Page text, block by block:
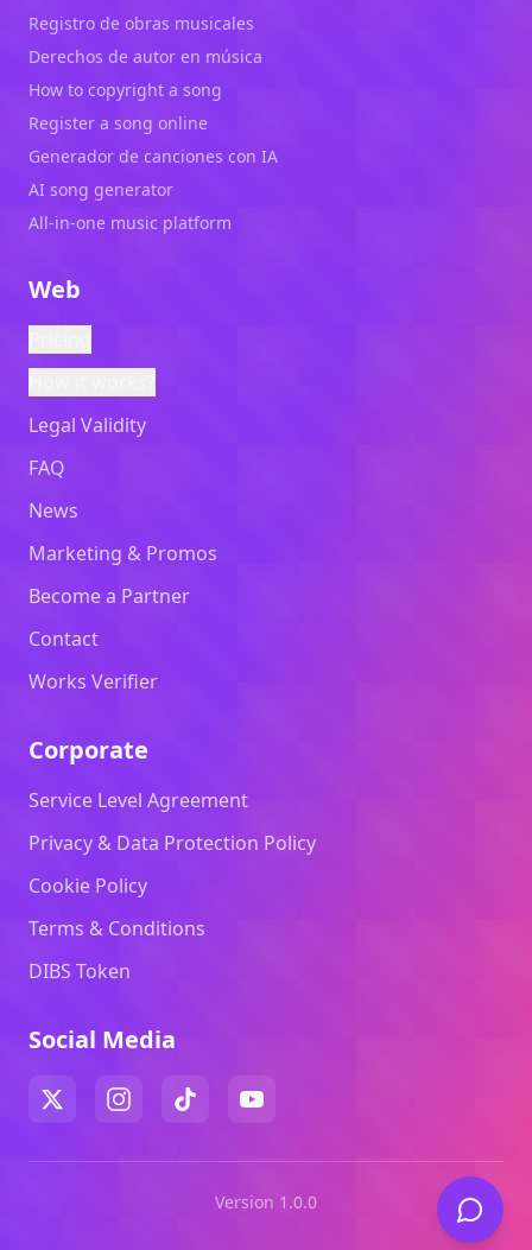
Registro de obras musicales
Derechos de autor en música
How to copyright a song
Register a song online
Generador de canciones con IA
AI song generator
All-in-one music platform
Web
Legal Validity
FAQ
News
Marketing & Promos
Become a Partner
Contact
Works Verifier
Corporate
Service Level Agreement
Privacy & Data Protection Policy
Cookie Policy
Terms & Conditions
DIBS Token
Social Media
Version 1.0.0